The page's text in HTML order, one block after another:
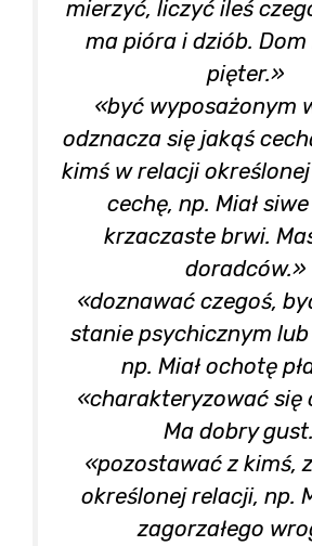
mierzyć, liczyć ileś
ma pióra i dziób. Dom
pięter.»
«być wyposażonym
odznacza się jakąś
kimś w relacji
cechę, np. Miał
krzaczaste brwi.
doradców.»
«doznawać czegoś,
stanie psychicznym
np. Miał ochotę
«charakteryzować się
Ma dobry
«pozostawać z kimś,
określonej relacji, np.
zagorzałego